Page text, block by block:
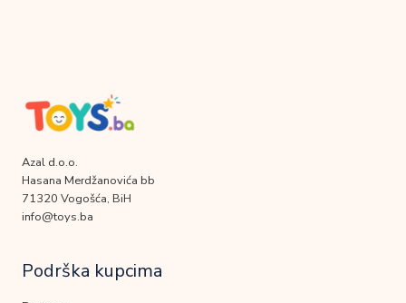
Azal d.o.o.
Hasana Merdžanovića bb
71320 Vogošća, BiH
info@toys.ba
Podrška kupcima